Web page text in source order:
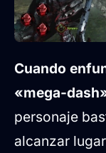
Cuando
«mega-
personaje
alcanzar